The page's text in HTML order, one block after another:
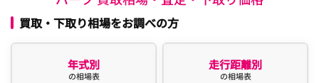
買取・下取り相場をお調べの方
年式別
の相場表
走行距離別
の相場表